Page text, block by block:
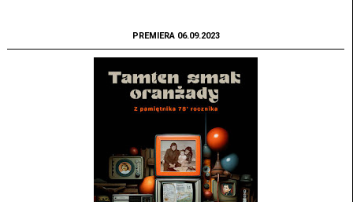
PREMIERA 06.09.2023